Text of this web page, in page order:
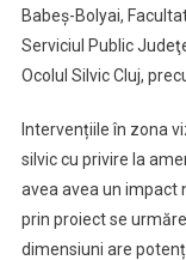
Babeş-Bolyai,
Serviciul Public
Ocolul Silvic Cluj,
Intervențiile în zona
silvic cu privire la
avea avea un impact
prin proiect se
dimensiuni are